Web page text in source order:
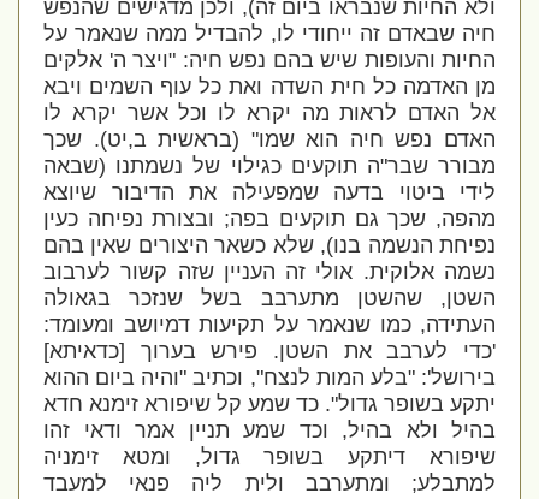
ולא החיות שנבראו ביום זה), ולכן מדגישים שהנפש
חיה שבאדם זה ייחודי לו, להבדיל ממה שנאמר על
החיות והעופות שיש בהם נפש חיה: "ויצר ה' אלקים
מן האדמה כל חית השדה ואת כל עוף השמים ויבא
אל האדם לראות מה יקרא לו וכל אשר יקרא לו
האדם נפש חיה הוא שמו" (בראשית ב,יט). שכך
מבורר שבר"ה תוקעים כגילוי של נשמתנו (שבאה
לידי ביטוי בדעה שמפעילה את הדיבור שיוצא
מהפה, שכך גם תוקעים בפה; ובצורת נפיחה כעין
נפיחת הנשמה בנו), שלא כשאר היצורים שאין בהם
נשמה אלוקית. אולי זה העניין שזה קשור לערבוב
השטן, שהשטן מתערבב בשל שנזכר בגאולה
העתידה, כמו שנאמר על תקיעות דמיושב ומעומד:
כדי לערבב את השטן. פירש בערוך [כדאיתא]
בירושל': "בלע המות לנצח", וכתיב "והיה ביום ההוא
יתקע בשופר גדול". כד שמע קל שיפורא זימנא חדא
בהיל ולא בהיל, וכד שמע תניין אמר ודאי זהו
שיפורא דיתקע בשופר גדול, ומטא זימניה
למתבלע; ומתערבב ולית ליה פנאי למעבד